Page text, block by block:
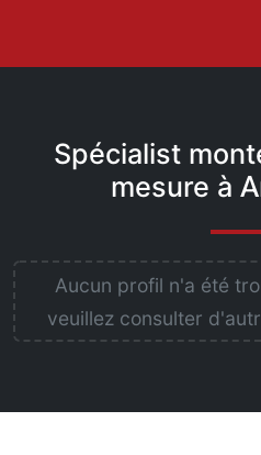
Spécialist
mesure à
Aucun profil n'a été
veuillez consulter